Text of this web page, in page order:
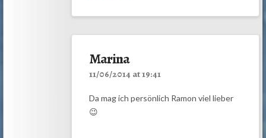
Marina
11/06/2014 at 19:41
Da mag ich persönlich Ramon viel lieber
😉